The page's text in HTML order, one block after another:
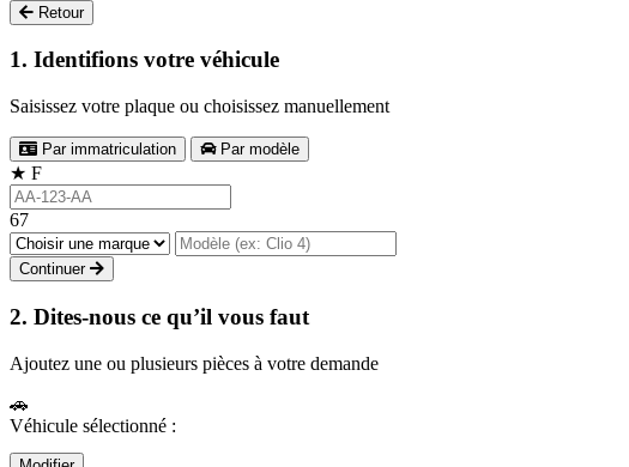
Retour
1. Identifions votre véhicule
Saisissez votre plaque ou choisissez manuellement
Par immatriculation Par modèle
★ F
67
Continuer
2. Dites-nous ce qu’il vous faut
Ajoutez une ou plusieurs pièces à votre demande
🚗
Véhicule sélectionné :